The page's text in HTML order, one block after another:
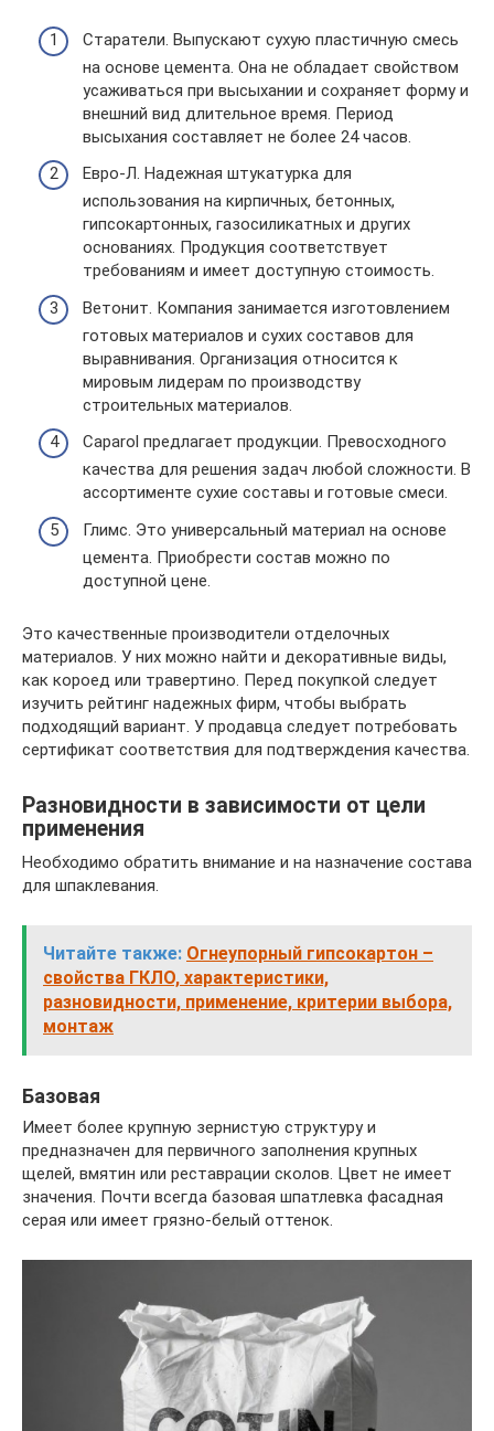
Старатели. Выпускают сухую пластичную смесь
на основе цемента. Она не обладает свойством
усаживаться при высыхании и сохраняет форму и
внешний вид длительное время. Период
высыхания составляет не более 24 часов.
Евро-Л. Надежная штукатурка для
использования на кирпичных, бетонных,
гипсокартонных, газосиликатных и других
основаниях. Продукция соответствует
требованиям и имеет доступную стоимость.
Ветонит. Компания занимается изготовлением
готовых материалов и сухих составов для
выравнивания. Организация относится к
мировым лидерам по производству
строительных материалов.
Caparol предлагает продукции. Превосходного
качества для решения задач любой сложности. В
ассортименте сухие составы и готовые смеси.
Глимс. Это универсальный материал на основе
цемента. Приобрести состав можно по
доступной цене.
Это качественные производители отделочных
материалов. У них можно найти и декоративные виды,
как короед или травертино. Перед покупкой следует
изучить рейтинг надежных фирм, чтобы выбрать
подходящий вариант. У продавца следует потребовать
сертификат соответствия для подтверждения качества.
Разновидности в зависимости от цели
применения
Необходимо обратить внимание и на назначение состава
для шпаклевания.
Читайте также: Огнеупорный гипсокартон –
свойства ГКЛО, характеристики,
разновидности, применение, критерии выбора,
монтаж
Базовая
Имеет более крупную зернистую структуру и
предназначен для первичного заполнения крупных
щелей, вмятин или реставрации сколов. Цвет не имеет
значения. Почти всегда базовая шпатлевка фасадная
серая или имеет грязно-белый оттенок.